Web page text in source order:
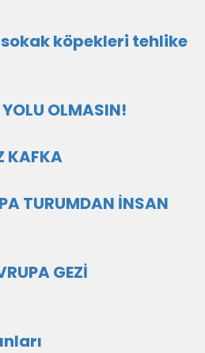
köpekleri tehlike
OLMASIN!
KAFKA
TURUMDAN İNSAN
GEZİ